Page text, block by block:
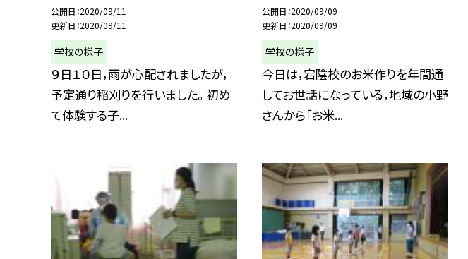
公開日 2020/09/11
更新日 2020/09/11
学校の様子
９日１０日，雨が心配されましたが，
予定通り稲刈りを行いました。 初め
て体験する子...
公開日 2020/09/09
更新日 2020/09/09
学校の様子
今日は，宕陰校のお米作りを年間通
してお世話になっている，地域の小野
さんから「お米...